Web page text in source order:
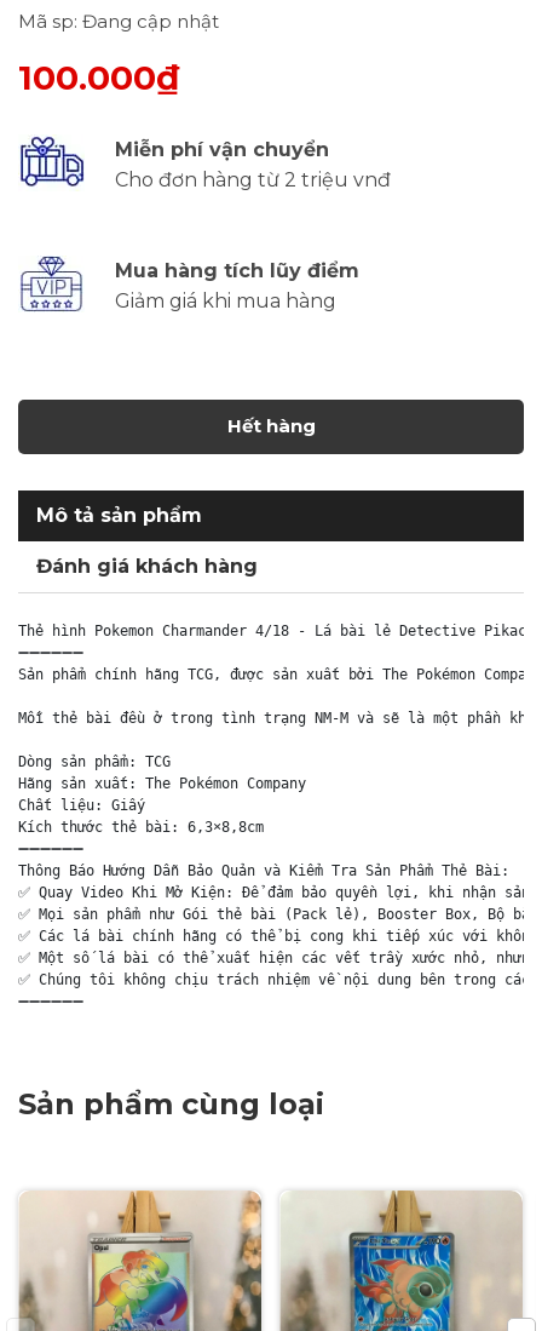
Mã sp: Đang cập nhật
100.000₫
Miễn phí vận chuyển
Cho đơn hàng từ 2 triệu vnđ
Mua hàng tích lũy điểm
Giảm giá khi mua hàng
Hết hàng
Mô tả sản phẩm
Đánh giá khách hàng
Thẻ hình Pokemon Charmander 4/18 - Lá bài lẻ Detective
➖➖➖➖➖➖
Sản phẩm chính hãng TCG, được sản xuất bởi The Pokémon
Mỗi thẻ bài đều ở trong tình trạng NM-M và sẽ là một phần
Dòng sản phẩm: TCG
Hãng sản xuất: The Pokémon Company
Chất liệu: Giấy
Kích thước thẻ bài: 6,3×8,8cm
➖➖➖➖➖➖
Thông Báo Hướng Dẫn Bảo Quản và Kiểm Tra Sản Phẩm Thẻ Bài:
✅ Quay Video Khi Mở Kiện: Để đảm bảo quyền lợi, khi nhận
✅ Mọi sản phẩm như Gói thẻ bài (Pack lẻ), Booster Box, Bộ
✅ Các lá bài chính hãng có thể bị cong khi tiếp xúc với
✅ Một số lá bài có thể xuất hiện các vết trầy xước nhỏ,
✅ Chúng tôi không chịu trách nhiệm về nội dung bên trong
➖➖➖➖➖➖
Sản phẩm cùng loại